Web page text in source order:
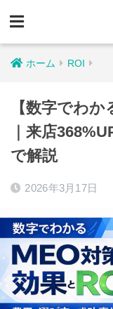
ホーム ROI
【数字でわ
｜来店
で解説
2026年3月17日